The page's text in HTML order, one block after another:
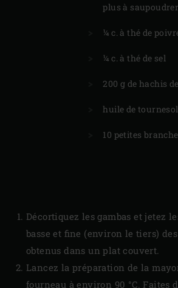
plus à saupoudrer
¼ c. à thé de
¼ c. à thé de sel
200 g de hachis
huile de
10 petites
Décortiquez les gambas et jetez
basse et fine (environ le tiers)
obtenus dans un plat couvert.
Lancez la préparation de la
fourneau à environ 90 °C. Faites